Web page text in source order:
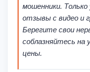
мошенники.
отзывы с видео и
Берегите свои
соблазняйтесь на
цены.